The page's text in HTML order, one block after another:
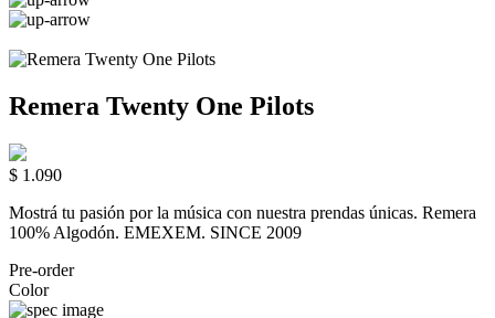
Remera Twenty One Pilots
$ 1.090
Mostrá tu pasión por la música con nuestra prendas únicas. Remera
100% Algodón. EMEXEM. SINCE 2009
Pre-order
Color